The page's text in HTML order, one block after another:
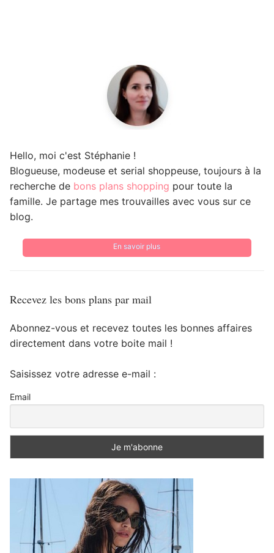
Hello, moi c'est Stéphanie !
Blogueuse, modeuse et serial shoppeuse, toujours à la
recherche de bons plans shopping pour toute la
famille. Je partage mes trouvailles avec vous sur ce
blog.
En savoir plus
Recevez les bons plans par mail
Abonnez-vous et recevez toutes les bonnes affaires
directement dans votre boite mail !
Saisissez votre adresse e-mail :
Email